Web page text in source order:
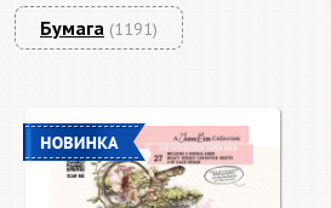
Бумага (1191)